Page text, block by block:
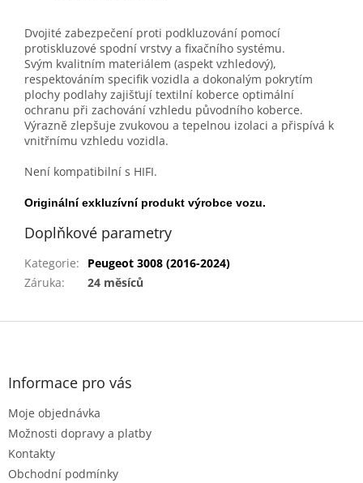
Dvojité zabezpečení proti podkluzování pomocí
protiskluzové spodní vrstvy a fixačního systému.
Svým kvalitním materiálem (aspekt vzhledový),
respektováním specifik vozidla a dokonalým pokrytím
plochy podlahy zajišťují textilní koberce optimální
ochranu při zachování vzhledu původního koberce.
Výrazně zlepšuje zvukovou a tepelnou izolaci a přispívá k
vnitřnímu vzhledu vozidla.
Není kompatibilní s HIFI.
Originální exkluzívní produkt výrobce vozu.
Doplňkové parametry
Kategorie:
Peugeot 3008 (2016-2024)
Záruka: 24 měsíců
Z
Informace pro vás
Moje objednávka
Možnosti dopravy a platby
Kontakty
Obchodní podmínky